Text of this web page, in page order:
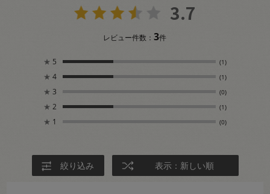
3.7
レビュー件数：3件
★ 5 (1)
★ 4 (1)
★ 3 (0)
★ 2 (1)
★ 1 (0)
絞り込み 表示：新しい順